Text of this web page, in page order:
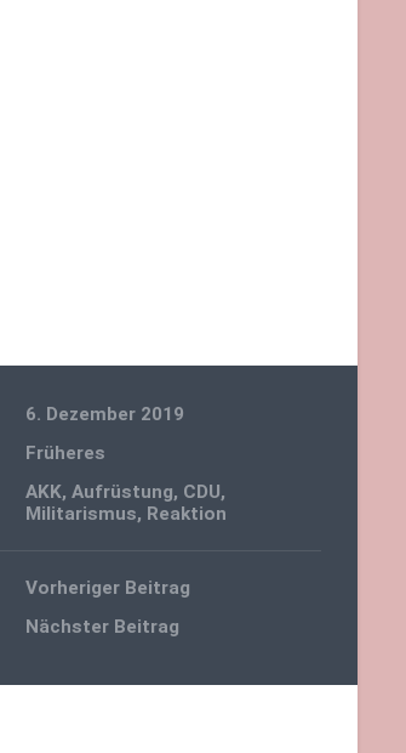
6. Dezember 2019
Früheres
AKK,Aufrüstung, CDU,
Militarismus, Reaktion
Vorheriger Beitrag
Nächster Beitrag